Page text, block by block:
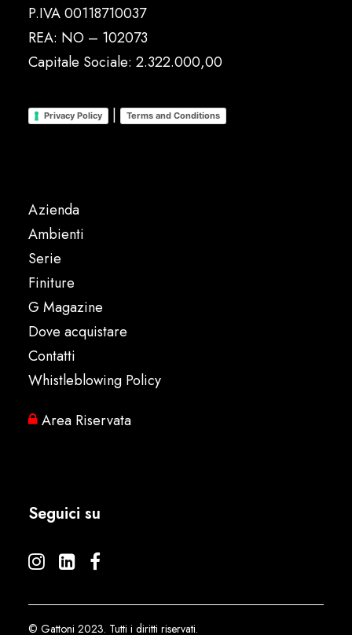
P.IVA 00118710037
REA: NO – 102073
Capitale Sociale: 2.322.000,00
Privacy Policy | Terms and Conditions
Azienda
Ambienti
Serie
Finiture
G Magazine
Dove acquistare
Contatti
Whistleblowing Policy
Area Riservata
Seguici su
© Gattoni 2023. Tutti i diritti riservati.